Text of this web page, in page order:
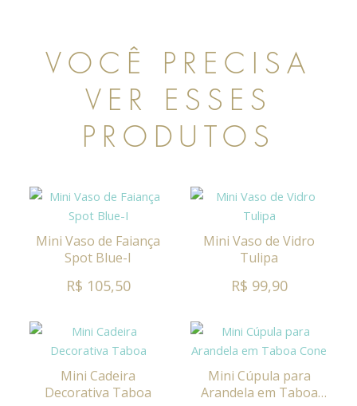
VOCÊ PRECISA
VER ESSES
PRODUTOS
Mini Vaso de Faiança
Spot Blue-I
R$ 105,50
Mini Vaso de Vidro
Tulipa
R$ 99,90
Mini Cadeira
Decorativa Taboa
Mini Cúpula para
Arandela em Taboa